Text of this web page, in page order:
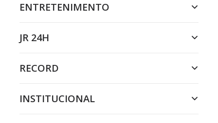
ENTRETENIMENTO
JR 24H
RECORD
INSTITUCIONAL